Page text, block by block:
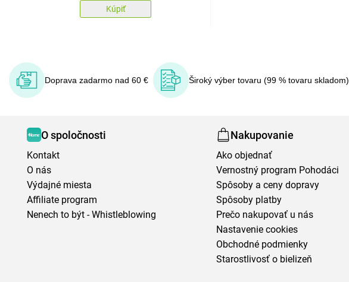
Kúpiť
Doprava zadarmo nad 60 € Široký výber tovaru (99 % tovaru skladom)
O spoločnosti
Kontakt
O nás
Výdajné miesta
Affiliate program
Nenech to být - Whistleblowing
Nakupovanie
Ako objednať
Vernostný program Pohodáci
Spôsoby a ceny dopravy
Spôsoby platby
Prečo nakupovať u nás
Nastavenie cookies
Obchodné podmienky
Starostlivosť o bielizeň